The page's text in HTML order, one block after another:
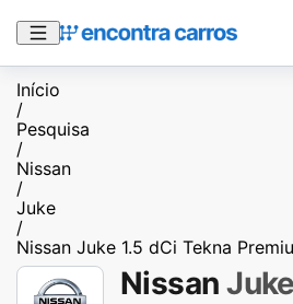
Início
/
Pesquisa
/
Nissan
/
Juke
/
Nissan Juke 1.5 dCi Tekna
Nissan Juke